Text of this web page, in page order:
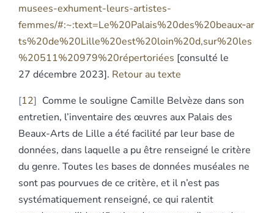
musees-exhument-leurs-artistes-
femmes/#:~:text=Le%20Palais%20des%20beaux‑ar
ts%20de%20Lille%20est%20loin%20d,sur%20les
%20511%20979%20répertoriées [consulté le
27 décembre 2023]. Retour au texte
12
Comme le souligne Camille Belvèze dans son
entretien, l’inventaire des œuvres aux Palais des
Beaux-Arts de Lille a été facilité par leur base de
données, dans laquelle a pu être renseigné le critère
du genre. Toutes les bases de données muséales ne
sont pas pourvues de ce critère, et il n’est pas
systématiquement renseigné, ce qui ralentit